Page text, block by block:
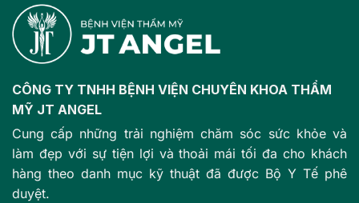
CÔNG TY TNHH BỆNH VIỆN CHUYÊN KHOA THẨM
MỸ JT ANGEL
Cung cấp những trải nghiệm chăm sóc sức khỏe và
làm đẹp với sự tiện lợi và thoải mái tối đa cho khách
hàng theo danh mục kỹ thuật đã được Bộ Y Tế phê
duyệt.